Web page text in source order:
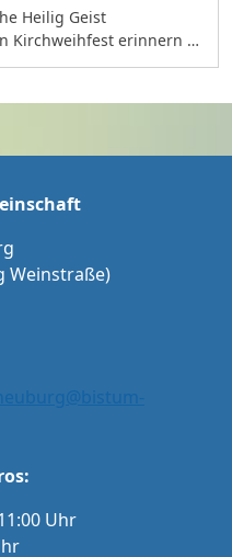
WITTMANN Sopran JUDI
GRÜNDL Tenor WILF
Abendkasse und ab Sept
Pfarrbüro der PG Neub
Heilig Geist
Kirchweihfest erinnern wi
der fünf Altäre von Hl. G
aus lebendigen Stein
Weinstraße)
Uhr